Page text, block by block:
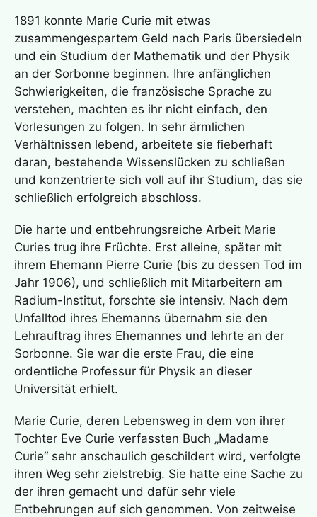
1891 konnte Marie Curie mit etwas
zusammengespartem Geld nach Paris übersiedeln
und ein Studium der Mathematik und der Physik
an der Sorbonne beginnen. Ihre anfänglichen
Schwierigkeiten, die französische Sprache zu
verstehen, machten es ihr nicht einfach, den
Vorlesungen zu folgen. In sehr ärmlichen
Verhältnissen lebend, arbeitete sie fieberhaft
daran, bestehende Wissenslücken zu schließen
und konzentrierte sich voll auf ihr Studium, das sie
schließlich erfolgreich abschloss.
Die harte und entbehrungsreiche Arbeit Marie
Curies trug ihre Früchte. Erst alleine, später mit
ihrem Ehemann Pierre Curie (bis zu dessen Tod im
Jahr 1906), und schließlich mit Mitarbeitern am
Radium-Institut, forschte sie intensiv. Nach dem
Unfalltod ihres Ehemanns übernahm sie den
Lehrauftrag ihres Ehemannes und lehrte an der
Sorbonne. Sie war die erste Frau, die eine
ordentliche Professur für Physik an dieser
Universität erhielt.
Marie Curie, deren Lebensweg in dem von ihrer
Tochter Eve Curie verfassten Buch „Madame
Curie“ sehr anschaulich geschildert wird, verfolgte
ihren Weg sehr zielstrebig. Sie hatte eine Sache zu
der ihren gemacht und dafür sehr viele
Entbehrungen auf sich genommen. Von zeitweise